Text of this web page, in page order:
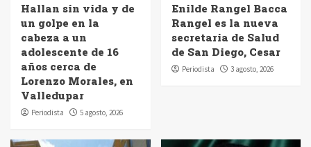
Hallan sin vida y de
un golpe en la
cabeza a un
adolescente de 16
años cerca de
Lorenzo Morales, en
Valledupar
Periodista 5 agosto, 2026
Enilde Rangel Bacca
Rangel es la nueva
secretaria de Salud
de San Diego, Cesar
Periodista 3 agosto, 2026